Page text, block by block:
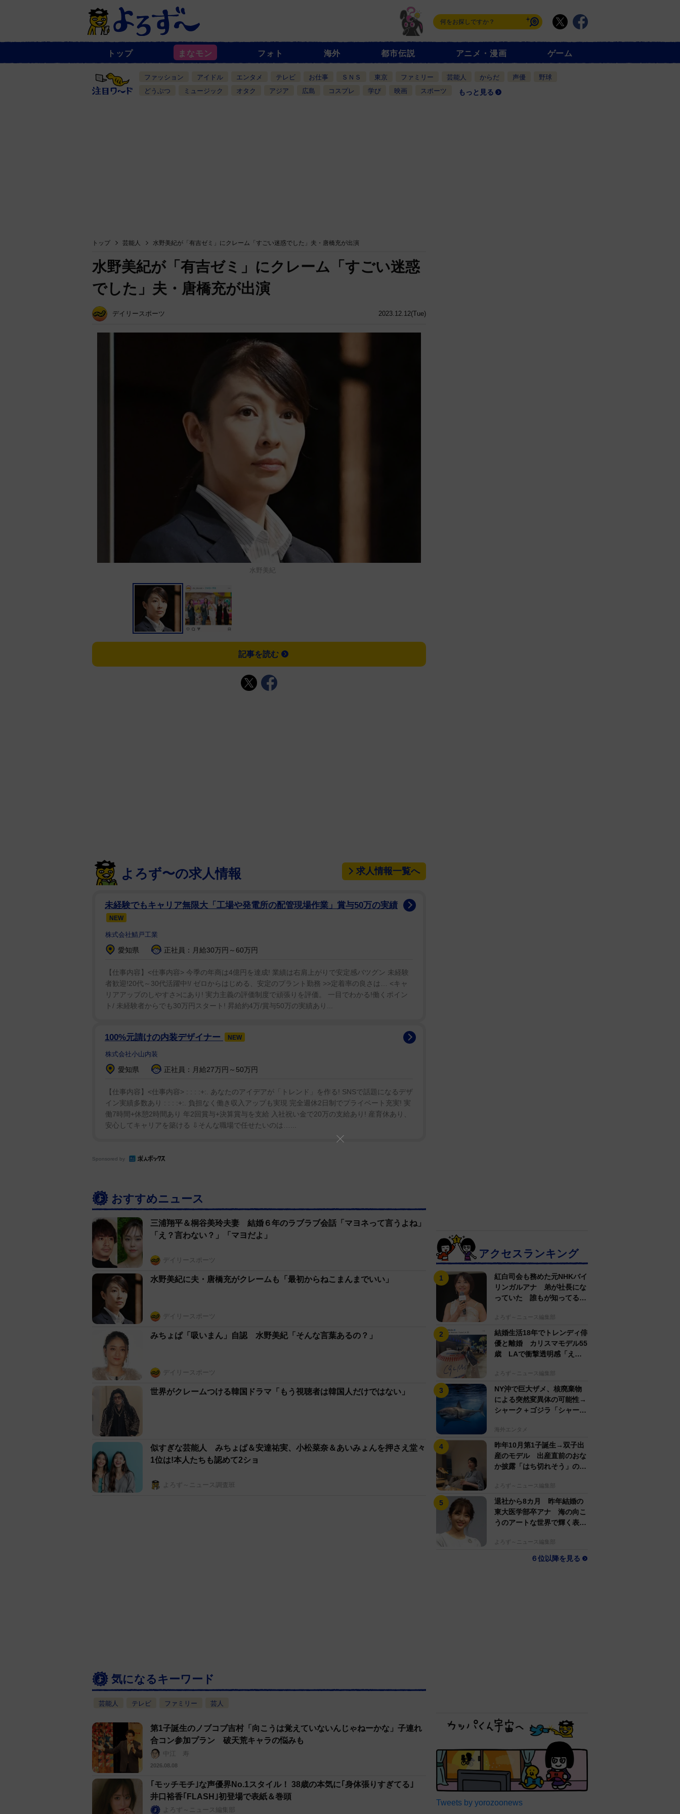
ュ
一
覧
トップ まなモン フォト 海外 都市伝説 アニメ・漫画 ゲーム
ファッション アイドル エンタメ テレビ お仕事 ＳＮＳ 東京 ファミリー 芸能人 からだ 声優
野球
どうぶつ
ミュージック オタク アジア 広島 コスプレ 学び 映画 スポーツ もっと見る
トップ 芸能人 水野美紀が「有吉ゼミ」にクレーム「すごい迷惑でした」夫・唐橋充が出演
2023.12.12(Tue)
水野美紀が「有吉ゼミ」にクレーム「すごい迷惑
でした」夫・唐橋充が出演
デイリースポーツ
水野美紀
記事を読む
よろず〜の求人情報 求人情報一覧へ
未経験でもキャリア無限大「工場や発電所の配管現場作業」賞与50万の実績
NEW
株式会社鯖戸工業
愛知県 正社員：月給30万円～60万円
【仕事内容】<仕事内容> 今季の年商は4億円を達成! 業績は右肩上がりで安定感バツグン 未経験
者歓迎!20代～30代活躍中!/ ゼロからはじめる、安定のプラント勤務 >>定着率の良さは… <キャ
リアアップのしやすさ>にあり! 実力主義の評価制度で頑張りを評価。 一目でわかる!働くポイン
ト/ 未経験者からでも30万円スタート! 昇給約4万/賞与50万の実績あり...
100%元請けの内装デザイナー NEW
株式会社小山内装
愛知県 正社員：月給27万円～50万円
【仕事内容】<仕事内容> : : : :+:. あなたのアイデアが「トレンド」を作る! SNSで話題になるデザ
イン実績多数あり : : : :+:. 負担なく働き収入アップも実現 完全週休2日制でプライベート充実! 実
働7時間+休憩2時間あり 年2回賞与+決算賞与を支給 入社祝い金で20万の支給あり! 産育休あり、
安心してキャリアを築ける ⇩そんな職場で任せたいのは…...
Sponsored by
おすすめニュース
三浦翔平＆桐谷美玲夫妻 結婚６年のラブラブ会話「マヨネって言うよね」
「え？言わない？」「マヨだよ」
デイリースポーツ
水野美紀に夫・唐橋充がクレームも「最初からねこまんまでいい」
デイリースポーツ
みちょぱ「吸いまん」自認 水野美紀「そんな言葉あるの？」
デイリースポーツ
世界がクレームつける韓国ドラマ「もう視聴者は韓国人だけではない」
似すぎな芸能人 みちょぱ＆安達祐実、小松菜奈＆あいみょんを押さえ堂々
1位は!本人たちも認めて2ショ
よろず～ニュース調査班
気になるキーワード
芸能人 テレビ ファミリー 芸人
第1子誕生のノブコブ吉村「向こうは覚えていないんじゃねーかな」子連れ
合コン参加プラン 破天荒キャラの悩みも
中江 寿
2026.08.08
｢モッチモチ｣な声優界No.1スタイル！ 38歳の本気に｢身体張りすぎてる｣
井口裕香｢FLASH｣初登場で表紙＆巻頭
よろず～ニュース編集部
アクセスランキング
紅白司会も務めた元NHKバイ
リンガルアナ 弟が社長にな
っていた 誰もが知ってる有
よろず～ニュース編集部
結婚生活18年でトレンディ俳
優と離婚 カリスマモデル55
歳 LAで衝撃透明感「えっ
よろず～ニュース編集部
NY沖で巨大ザメ、核廃棄物
による突然変異体の可能性→
シャーク＋ゴジラ「シャーク
海外エンタメ
昨年10月第1子誕生→双子出
産のモデル 出産直前のおな
か披露「はち切れそう」の
よろず～ニュース編集部
退社から8カ月 昨年結婚の
東大医学部卒アナ 海の向こ
うのアートな世界で輝く表情
よろず～ニュース編集部
６位以降を見る
Tweets by yorozoonews